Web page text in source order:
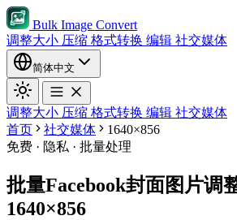
Bulk Image Convert
调整大小 压缩 格式转换 编辑 社交媒体
简体中文
调整大小 压缩 格式转换 编辑 社交媒体
首页
社交媒体
1640×856
免费 · 隐私 · 批量处理
批量Facebook封面图片调
1640×856